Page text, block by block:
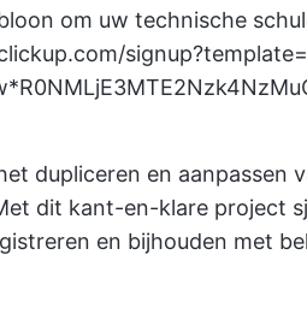
om uw technische
dupliceren en aanpassen
dit kant-en-klare project
en bijhouden met